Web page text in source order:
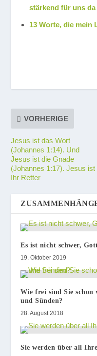
stärkend für uns da
13 Worte, die mein
VORHERIGE
Jesus ist das Wort
(Johannes 1:14). Und
Jesus ist die Gnade
(Johannes 1:17). Jesus ist
Ihr Retter
Es ist nicht schwer,
19. Oktober 2019
Wie frei sind Sie
und Sünden?
28. August 2018
Sie werden über all